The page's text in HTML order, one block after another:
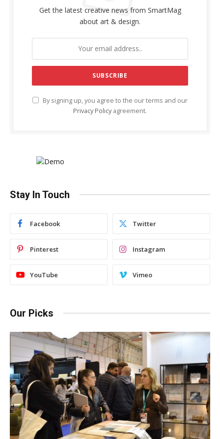
Get the latest creative news from SmartMag
about art & design.
By signing up, you agree to the our terms and our
Privacy Policy agreement.
Stay In Touch
Facebook Twitter
Pinterest Instagram
YouTube Vimeo
Our Picks